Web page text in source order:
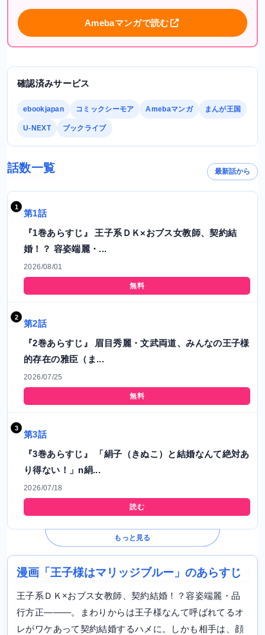
Amebaマンガで読む
確認済みサービス
ebookjapan コミックシーモア Amebaマンガ まんが王国
U-NEXT ブックライブ
話数一覧 最新話から
第1話
『1巻あらすじ』 王子系ＤＫ×おブス女教師、契約結
婚！？ 容姿端麗・...
2026/08/01
無料
第2話
『2巻あらすじ』 眉目秀麗・文武両道、みんなの王子様
的存在の雅臣（ま...
2026/07/25
無料
第3話
『3巻あらすじ』 「絹子（きぬこ）と結婚なんて絶対あ
り得ない！」n絹...
2026/07/18
読む
もっと見る
漫画「王子様はマリッジブルー」のあらすじ
王子系ＤＫ×おブス女教師、契約結婚！？容姿端麗・品
行方正―――。まわりからは王子様なんて呼ばれてるオ
レがワケあって契約結婚するハメに。しかも相手は、顔